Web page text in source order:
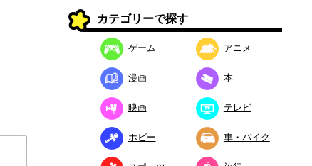
カテゴリーで探す
ゲーム アニメ
漫画 本
映画 テレビ
ホビー 車・バイク